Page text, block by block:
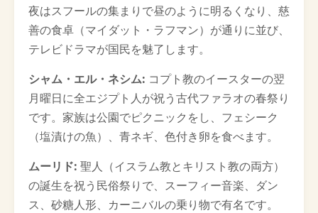
夜はスフールの集まりで昼のように明るくなり、慈
善の食卓（マイダット・ラフマン）が通りに並び、
テレビドラマが国民を魅了します。
シャム・エル・ネシム: コプト教のイースターの翌
月曜日に全エジプト人が祝う古代ファラオの春祭り
です。家族は公園でピクニックをし、フェシーク
（塩漬けの魚）、青ネギ、色付き卵を食べます。
ムーリド: 聖人（イスラム教とキリスト教の両方）
の誕生を祝う民俗祭りで、スーフィー音楽、ダン
ス、砂糖人形、カーニバルの乗り物で有名です。